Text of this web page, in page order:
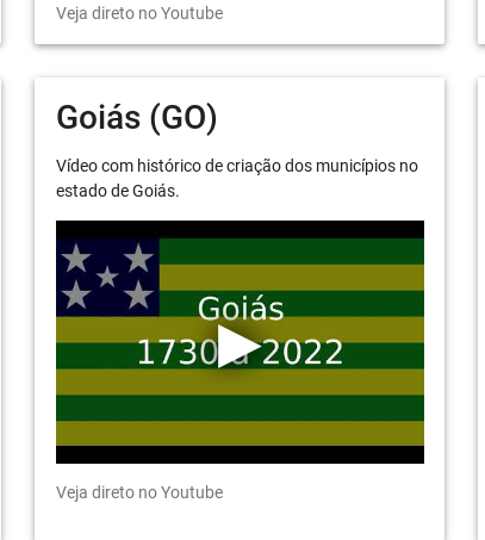
Veja direto no Youtube
Goiás (GO)
Vídeo com histórico de criação dos municípios no
estado de Goiás.
Veja direto no Youtube